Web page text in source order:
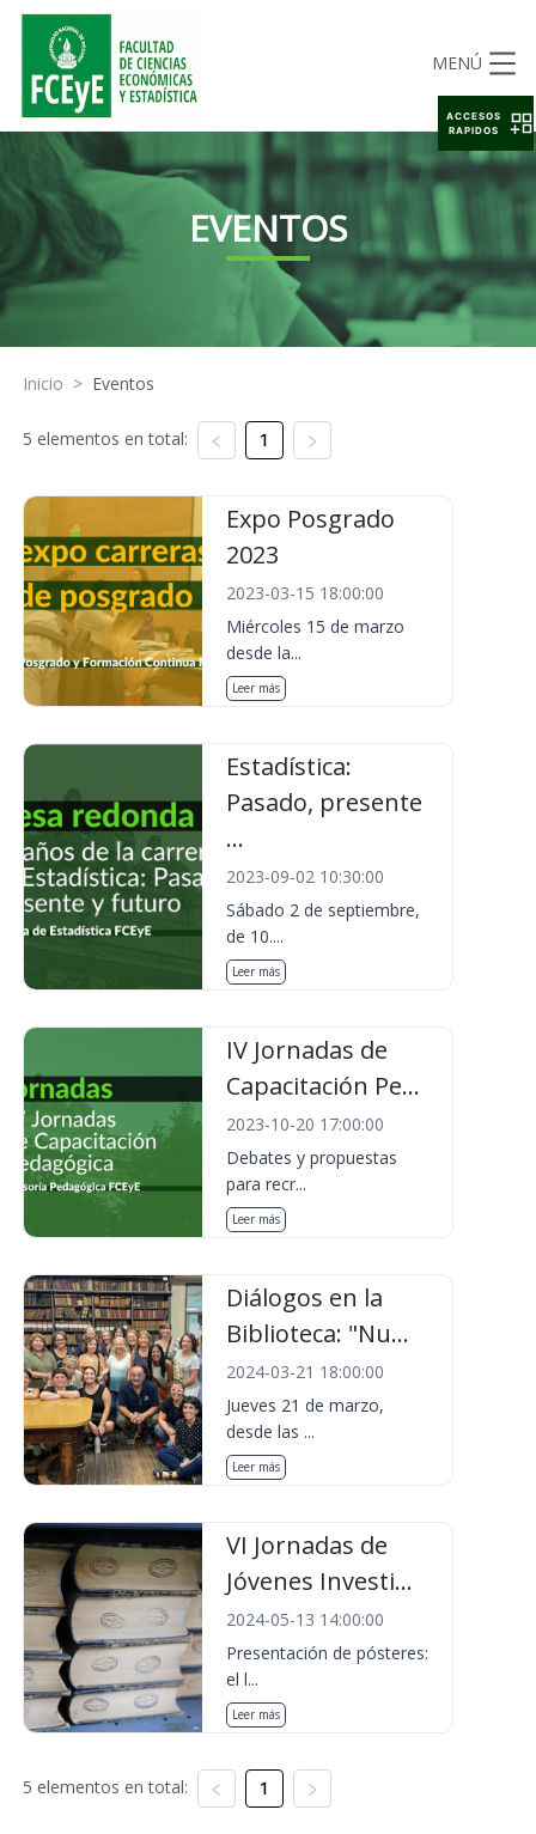
MENÚ
EVENTOS
Inicio > Eventos
5 elementos en total: 1
Expo Posgrado
2023
2023-03-15 18:00:00
Miércoles 15 de marzo
desde la...
Leer más
Estadística:
Pasado, presente
...
2023-09-02 10:30:00
Sábado 2 de septiembre,
de 10....
Leer más
IV Jornadas de
Capacitación Pe...
2023-10-20 17:00:00
Debates y propuestas
para recr...
Leer más
Diálogos en la
Biblioteca: "Nu...
2024-03-21 18:00:00
Jueves 21 de marzo,
desde las ...
Leer más
VI Jornadas de
Jóvenes Investi...
2024-05-13 14:00:00
Presentación de pósteres:
el l...
Leer más
5 elementos en total: 1
ACCESOS
RAPIDOS